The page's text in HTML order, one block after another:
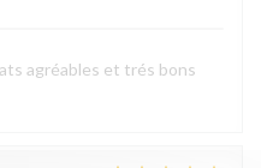
agréables et trés bons